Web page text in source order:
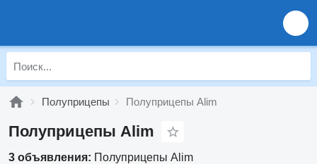
Полуприцепы Полуприцепы Alim
Полуприцепы Alim
3 объявления: Полуприцепы Alim